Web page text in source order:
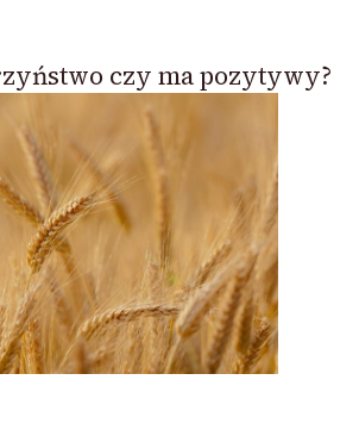
czy ma pozytywy?